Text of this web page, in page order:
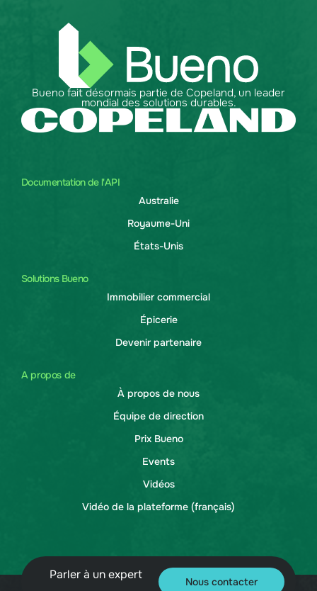
Documentation de l'API
Australie
Royaume-Uni
États-Unis
Solutions Bueno
Immobilier commercial
Épicerie
Devenir partenaire
A propos de
À propos de nous
Équipe de direction
Prix Bueno
Events
Vidéos
Vidéo de la plateforme (français)
Bueno fait désormais partie de Copeland, un leader
mondial des solutions durables.
Parler à un expert Nous contacter